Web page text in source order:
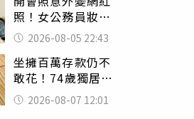
照！女公務員妝容
掀2千則留言 本人
怒嗆：化妝有錯嗎
2026-08-05 22:43
坐擁百萬存款仍不
敢花！74歲獨居翁
「1餐只吃1片吐
司」 半年後暴瘦
2026-08-07 12:01